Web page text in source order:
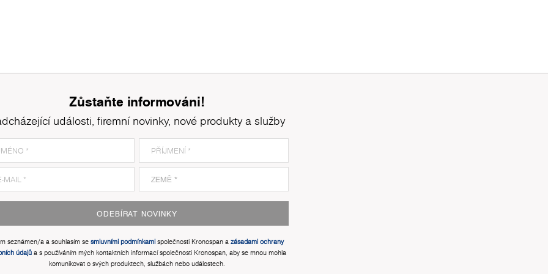
Zůstaňte informováni!
události, firemní novinky, nové produkty a služby
ODEBÍRAT NOVINKY
seznámen/a a souhlasím se smluvními podmínkamispolečnosti Kronospan a zásadami ochrany
údajůa s používáním mých kontaktních informací společnosti Kronospan, aby se mnou mohla
komunikovat o svých produktech, službách nebo událostech.